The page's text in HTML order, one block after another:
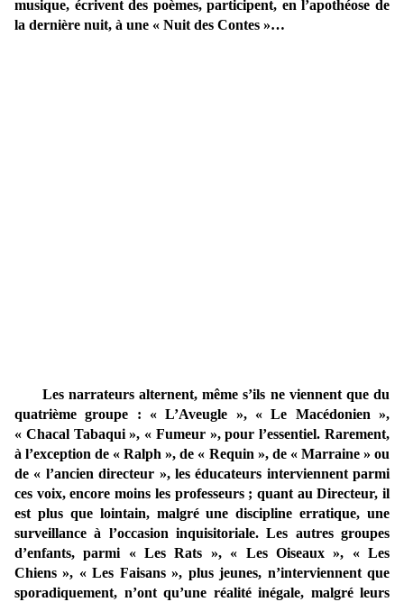
musique, écrivent des poèmes, participent, en l’apothéose de
la dernière nuit, à une « Nuit des Contes »…
Les narrateurs alternent, même s’ils ne viennent que du
quatrième groupe : « L’Aveugle », « Le Macédonien »,
« Chacal Tabaqui », « Fumeur », pour l’essentiel. Rarement,
à l’exception de « Ralph », de « Requin », de « Marraine » ou
de « l’ancien directeur », les éducateurs interviennent parmi
ces voix, encore moins les professeurs ; quant au Directeur, il
est plus que lointain, malgré une discipline erratique, une
surveillance à l’occasion inquisitoriale. Les autres groupes
d’enfants, parmi « Les Rats », « Les Oiseaux », « Les
Chiens », « Les Faisans », plus jeunes, n’interviennent que
sporadiquement, n’ont qu’une réalité inégale, malgré leurs